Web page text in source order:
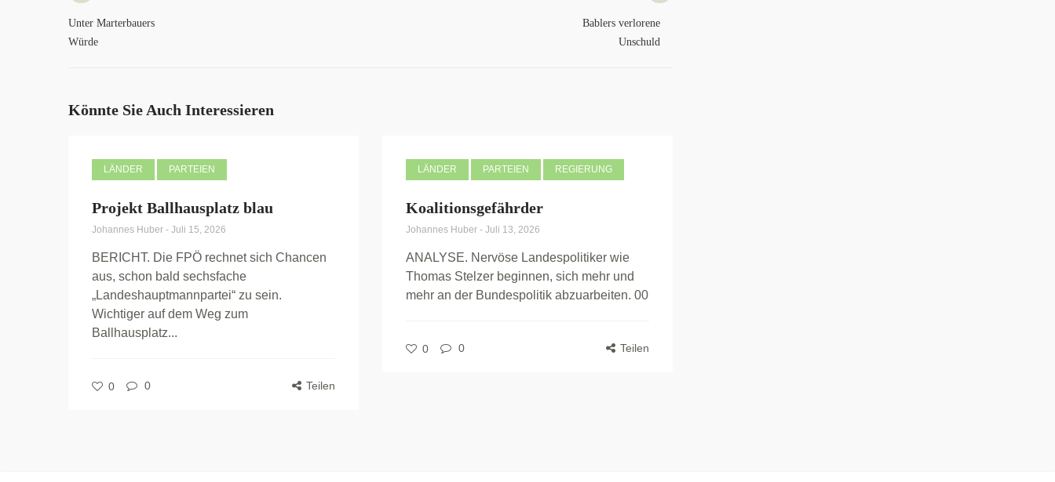
Unter Marterbauers
Würde
Bablers verlorene
Unschuld
Könnte Sie Auch Interessieren
LÄNDER PARTEIEN
Projekt Ballhausplatz blau
Johannes Huber - Juli 15, 2026
BERICHT. Die FPÖ rechnet sich Chancen
aus, schon bald sechsfache
„Landeshauptmannpartei“ zu sein.
Wichtiger auf dem Weg zum
Ballhausplatz...
0 0 Teilen
LÄNDER PARTEIEN REGIERUNG
Koalitionsgefährder
Johannes Huber - Juli 13, 2026
ANALYSE. Nervöse Landespolitiker wie
Thomas Stelzer beginnen, sich mehr und
mehr an der Bundespolitik abzuarbeiten. 00
0 0 Teilen